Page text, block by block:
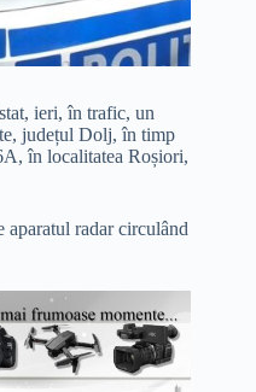
ieri, în trafic, un
județul Dolj, în timp
în localitatea Roșiori,
aparatul radar circulând